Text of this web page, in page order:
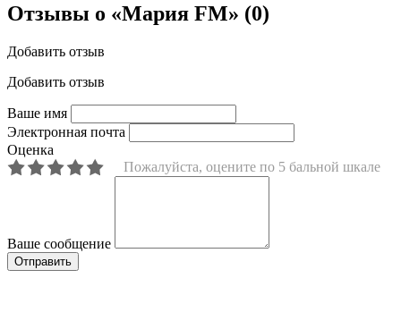
Отзывы о «Мария FM» (0)
Добавить отзыв
Добавить отзыв
Ваше имя
Электронная почта
Оценка
Пожалуйста, оцените по 5 бальной шкале
Ваше сообщение